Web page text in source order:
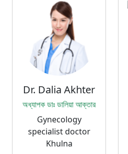
Dr. Dalia Akhter
অধ্যাপক ডাঃ ডালিয়া আক্তার
Gynecology
specialist doctor
Khulna